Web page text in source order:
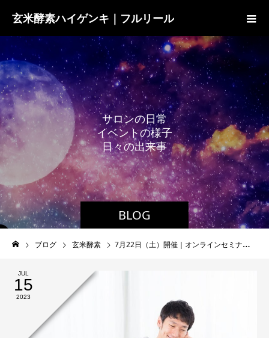
玄米酵素ハイゲンキ｜フルリール
BLOG
サロンの日常
イベン トの様子
日々の出来事
ブログ 玄米酵素 7月22日（土）開催｜オンラインセミナー『鹿内正孝のはい！元氣トーク』のお知らせ
JUL
15
2023